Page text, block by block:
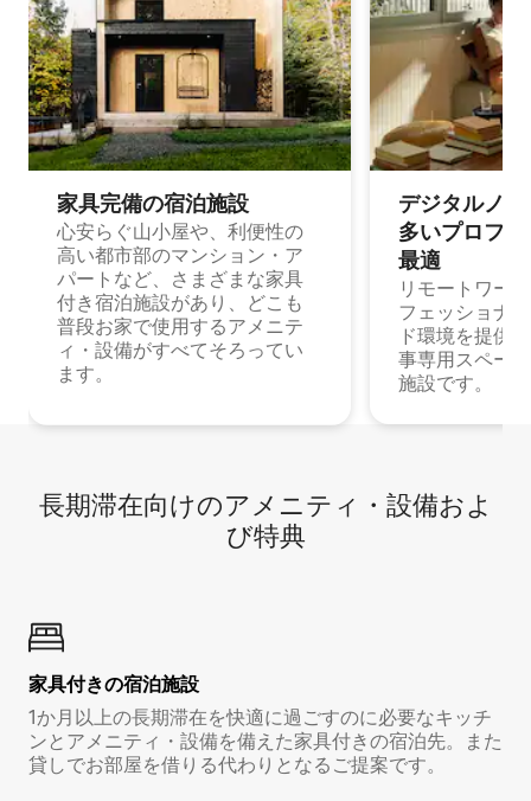
家具完備の宿⁠泊⁠施⁠設
心安らぐ山小屋や、利便性の
高い都市部のマンション・ア
パートなど、さまざまな家具
付き宿泊施設があり、どこも
普段お家で使用するアメニテ
ィ・設備がすべてそろってい
ます。
デジタルノ
多⁠いプ⁠ロ⁠フ⁠
最⁠適
リモートワー
フェッショナ
ド環境を提供
事専用スペー
施設です。
長期滞在向け⁠のア⁠メ⁠ニ⁠テ⁠ィ⁠・設⁠備⁠およ
び特⁠典
家具付き⁠の宿⁠泊⁠施⁠設
1か月以上の長期滞在を快適に過ごすのに必要なキッチ
ンとアメニティ・設備を備えた家具付きの宿泊先。また
貸しでお部屋を借りる代わりとなるご提案です。